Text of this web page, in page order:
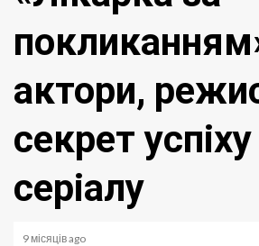
актори,
секрет успіху
серіалу
9 місяців ago